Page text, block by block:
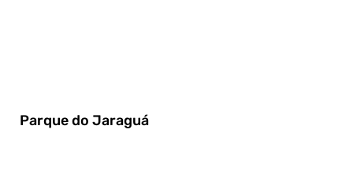
Parque do Jaraguá